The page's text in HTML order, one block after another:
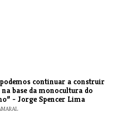
continuar a construir
na base da monocultura do
- Jorge Spencer Lima